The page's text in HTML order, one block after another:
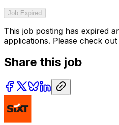
Job Expired
This job posting has expired
applications. Please check
Share this job